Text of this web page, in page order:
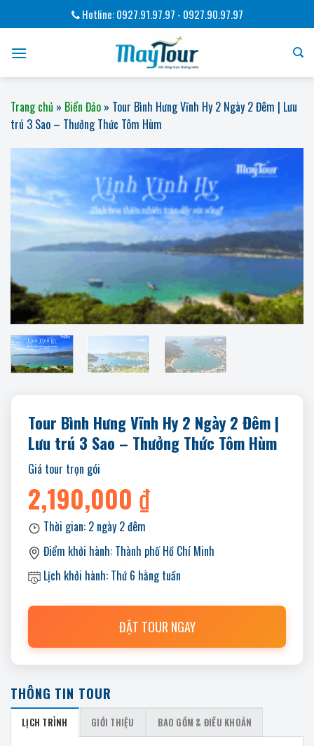
qua
dung
Hotline: 0927.91.97.97 - 0927.90.97.97
Trang chủ » Biển Đảo » Tour Bình Hưng Vĩnh Hy 2 Ngày 2 Đêm | Lưu
trú 3 Sao – Thưởng Thức Tôm Hùm
Tour Bình Hưng Vĩnh Hy 2 Ngày 2 Đêm |
Lưu trú 3 Sao – Thưởng Thức Tôm Hùm
Giá tour trọn gói
2,190,000 ₫
Thời gian: 2 ngày 2 đêm
Điểm khởi hành: Thành phố Hồ Chí Minh
Lịch khởi hành: Thứ 6 hằng tuần
ĐẶT TOUR NGAY
THÔNG TIN TOUR
LỊCH TRÌNH GIỚI THIỆU BAO GỒM & ĐIỀU KHOẢN